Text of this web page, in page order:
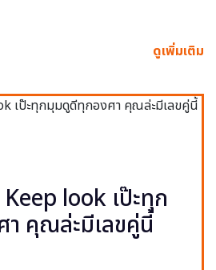
ดูเพิ่มเติม
look เป๊ะทุก
คุณล่ะมีเลขคู่นี้